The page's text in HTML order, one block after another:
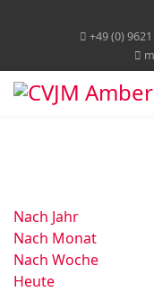
+49 (0)
Nach Jahr
Nach Monat
Nach Woche
Heute